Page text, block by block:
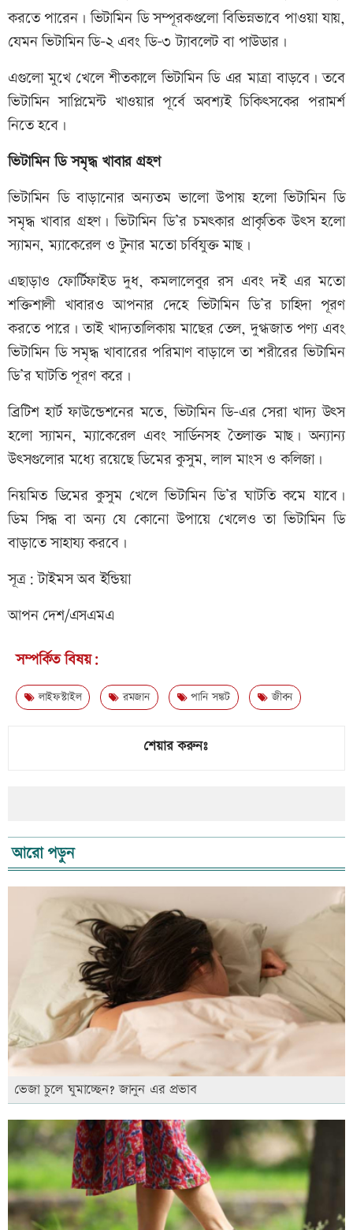
করতে পারেন। ভিটামিন ডি সম্পূরকগুলো বিভিন্নভাবে পাওয়া যায়,
যেমন ভিটামিন ডি-২ এবং ডি-৩ ট্যাবলেট বা পাউডার।
এগুলো মুখে খেলে শীতকালে ভিটামিন ডি এর মাত্রা বাড়বে। তবে
ভিটামিন সাপ্লিমেন্ট খাওয়ার পূর্বে অবশ্যই চিকিৎসকের পরামর্শ
নিতে হবে।
ভিটামিন ডি সমৃদ্ধ খাবার গ্রহণ
ভিটামিন ডি বাড়ানোর অন্যতম ভালো উপায় হলো ভিটামিন ডি
সমৃদ্ধ খাবার গ্রহণ। ভিটামিন ডি’র চমৎকার প্রাকৃতিক উৎস হলো
স্যামন, ম্যাকেরেল ও টুনার মতো চর্বিযুক্ত মাছ।
এছাড়াও ফোর্টিফাইড দুধ, কমলালেবুর রস এবং দই এর মতো
শক্তিশালী খাবারও আপনার দেহে ভিটামিন ডি’র চাহিদা পূরণ
করতে পারে। তাই খাদ্যতালিকায় মাছের তেল, দুগ্ধজাত পণ্য এবং
ভিটামিন ডি সমৃদ্ধ খাবারের পরিমাণ বাড়ালে তা শরীরের ভিটামিন
ডি’র ঘাটতি পূরণ করে।
ব্রিটিশ হার্ট ফাউন্ডেশনের মতে, ভিটামিন ডি-এর সেরা খাদ্য উৎস
হলো স্যামন, ম্যাকেরেল এবং সার্ডিনসহ তৈলাক্ত মাছ। অন্যান্য
উৎসগুলোর মধ্যে রয়েছে ডিমের কুসুম, লাল মাংস ও কলিজা।
নিয়মিত ডিমের কুসুম খেলে ভিটামিন ডি’র ঘাটতি কমে যাবে।
ডিম সিদ্ধ বা অন্য যে কোনো উপায়ে খেলেও তা ভিটামিন ডি
বাড়াতে সাহায্য করবে।
সূত্র: টাইমস অব ইন্ডিয়া
আপন দেশ/এসএমএ
সম্পর্কিত বিষয়:
লাইফস্টাইল রমজান পানি সঙ্কট জীবন
শেয়ার করুনঃ
আরো পড়ুন
ভেজা চুলে ঘুমাচ্ছেন? জানুন এর প্রভাব